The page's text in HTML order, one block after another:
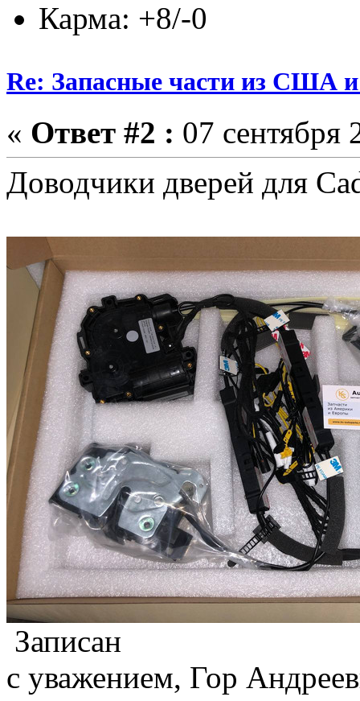
Карма: +8/-0
Re: Запасные части из США
« Ответ #2 : 07 сентября
Доводчики дверей для
Записан
с уважением, Гор